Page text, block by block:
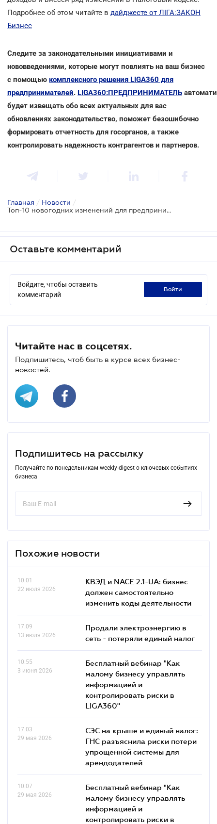
Подробнее об этом читайте в дайджесте от ЛІГА:ЗАКОН
Бизнес
Следите за законодательными инициативами и
нововведениями, которые могут повлиять на ваш бизнес
с помощью комплексного решения LIGA360 для
предпринимателей. LIGA360:ПРЕДПРИНИМАТЕЛЬ
будет извещать обо всех актуальных для вас
обновлениях законодательство, поможет безошибочно
формировать отчетность для госорганов, а также
контролировать надежность контрагентов и партнеров.
Главная / Новости /
Топ-10 новогодних изменений для предпринимателей
Оставьте комментарий
Войдите, чтобы оставить
комментарий
войти
Читайте нас в соцсетях.
Подпишитесь, чтоб быть в курсе всех бизнес-
новостей.
Подпишитесь на рассылку
Получайте по понедельникам weekly-digest о ключевых событиях
бизнеса
Похожие новости
10.01
22 июля 2026
КВЭД и NACE 2.1-UA: бизнес
должен самостоятельно
изменить коды деятельности
17.09
13 июля 2026
Продали электроэнергию в
сеть - потеряли единый налог
10.55
3 июня 2026
Бесплатный вебинар "Как
малому бизнесу управлять
информацией и
контролировать риски в
LIGA360"
17.03
29 мая 2026
СЭС на крыше и единый налог:
ГНС разъяснила риски потери
упрощенной системы для
арендодателей
10.07
29 мая 2026
Бесплатный вебинар "Как
малому бизнесу управлять
информацией и
контролировать риски в